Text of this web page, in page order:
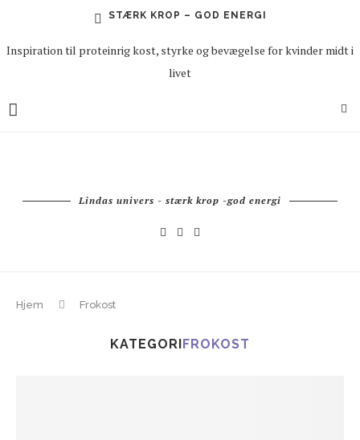
STÆRK KROP – GOD ENERGI
Inspiration til proteinrig kost, styrke og bevægelse for kvinder midt i
livet
Lindas univers - stærk krop -god energi
Hjem Frokost
KATEGORIFROKOST